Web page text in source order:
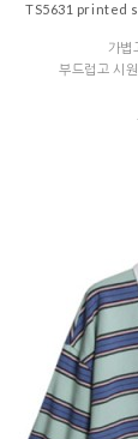
TS5631 printed
가볍
부드럽고 시